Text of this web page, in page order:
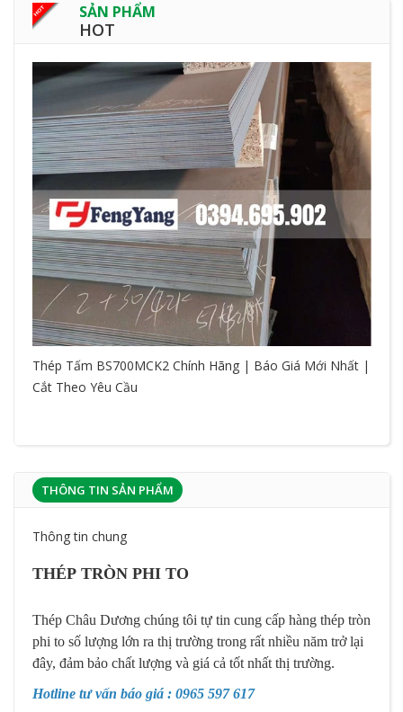
SẢN PHẨM
HOT
Thép Tấm BS700MCK2 Chính Hãng | Báo Giá Mới Nhất |
Cắt Theo Yêu Cầu
THÔNG TIN SẢN PHẨM
Thông tin chung
THÉP TRÒN PHI TO
Thép Châu Dương chúng tôi tự tin cung cấp hàng thép tròn
phi to số lượng lớn ra thị trường trong rất nhiều năm trở lại
đây, đảm bảo chất lượng và giá cả tốt nhất thị trường.
Hotline tư vấn báo giá : 0965 597 617